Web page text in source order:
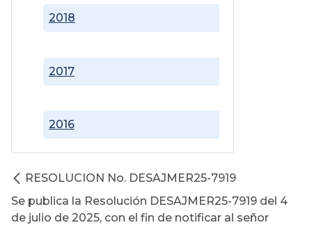
2016
2017
2018
RESOLUCION No. DESAJMER25-7919
Se publica la Resolución DESAJMER25-7919 del 4
de julio de 2025, con el fin de notificar al señor